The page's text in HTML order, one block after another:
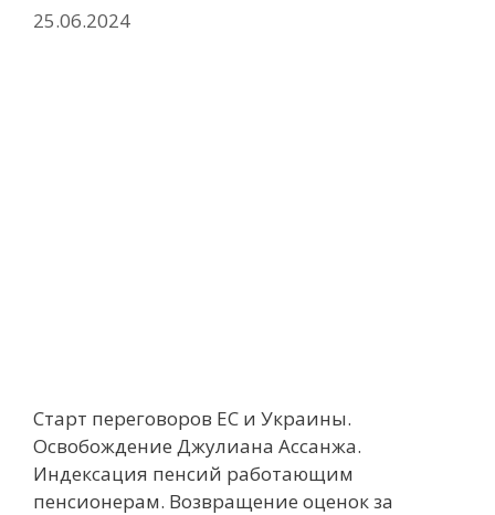
25.06.2024
Старт переговоров ЕС и Украины.
Освобождение Джулиана Ассанжа.
Индексация пенсий работающим
пенсионерам. Возвращение оценок за